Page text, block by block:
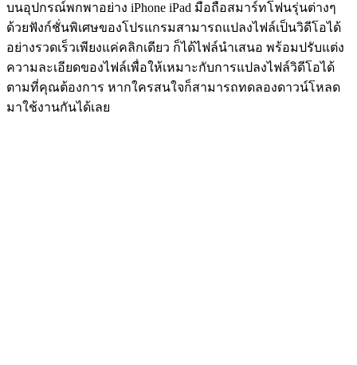
บนอุปกรณ์พกพาอย่าง iPhone iPad มือถือสมาร์ทโฟนรุ่นต่างๆ
ด้วยฟังก์ชั่นพิเศษของโปรแกรมสามารถแปลงไฟล์เป็นวิดีโอได้
อย่างรวดเร็วเพียงแค่คลิกเดียว ก็ได้ไฟล์นำเสนอ พร้อมปรับแต่ง
ความละเอียดของไฟล์เพื่อให้เหมาะกับการแปลงไฟล์วิดีโอได้
ตามที่คุณต้องการ หากใครสนใจก็สามารถทดลองดาวน์โหลด
มาใช้งานกันได้เลย